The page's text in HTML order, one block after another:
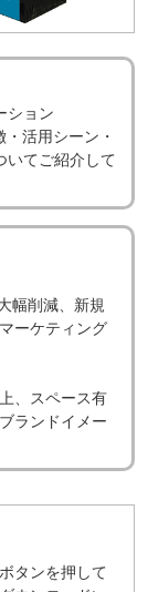
ション
活用シーン・
いてご紹介して
幅削減、新規
ーケティング
、スペース有
ランドイメー
タンを押して